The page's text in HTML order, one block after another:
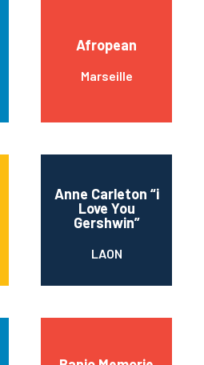
Afropean
Marseille
Anne Carleton “i
Love You
Gershwin”
LAON